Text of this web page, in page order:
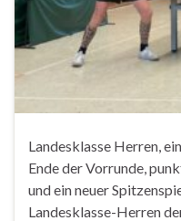
Landesklasse Herren,
Ende der Vorrunde,
und ein neuer
Landesklasse-Herren